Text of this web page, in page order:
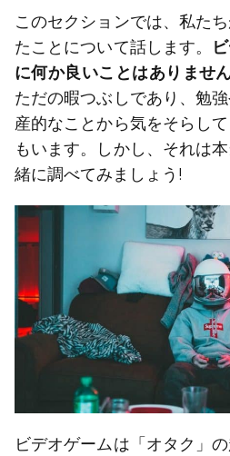
このセクションでは、私た
たことについて話します。
に何か良いことはありませ
ただの暇つぶしであり、勉
産的なことから気をそらし
もいます。しかし、それは
緒に調べてみましょう!
ビデオゲームは「オタク」